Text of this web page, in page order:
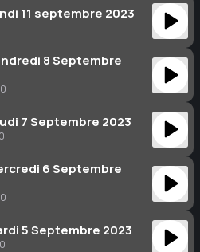
11 septembre 2023
8 Septembre
7 Septembre 2023
6 Septembre
5 Septembre 2023